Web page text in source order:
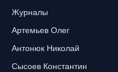
Журналы
Артемьев Олег
Антонюк Николай
Сысоев Константин